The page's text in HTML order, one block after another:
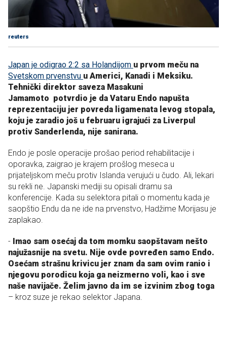
reuters
Japan je odigrao 2:2 sa Holandijom u prvom meču na
Svetskom prvenstvu u Americi, Kanadi i Meksiku.
Tehnički direktor saveza Masakuni
Jamamoto potvrdio je da Vataru Endo napušta
reprezentaciju jer povreda ligamenata levog stopala,
koju je zaradio još u februaru igrajući za Liverpul
protiv Sanderlenda, nije sanirana.
Endo je posle operacije prošao period rehabilitacije i
oporavka, zaigrao je krajem prošlog meseca u
prijateljskom meču protiv Islanda verujući u čudo. Ali, lekari
su rekli ne. Japanski mediji su opisali dramu sa
konferencije. Kada su selektora pitali o momentu kada je
saopštio Endu da ne ide na prvenstvo, Hadžime Morijasu je
zaplakao.
- Imao sam osećaj da tom momku saopštavam nešto
najužasnije na svetu. Nije ovde povređen samo Endo.
Osećam strašnu krivicu jer znam da sam ovim ranio i
njegovu porodicu koja ga neizmerno voli, kao i sve
naše navijače. Želim javno da im se izvinim zbog toga
– kroz suze je rekao selektor Japana.